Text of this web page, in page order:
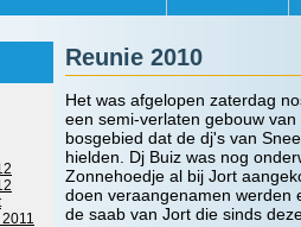
Reunie 2010
Het was afgelopen zaterdag
een semi-verlaten gebouw
bosgebied dat de dj's van
hielden. Dj Buiz was nog
Zonnehoedje al bij Jort
doen veraangenamen werden
de saab van Jort die sinds